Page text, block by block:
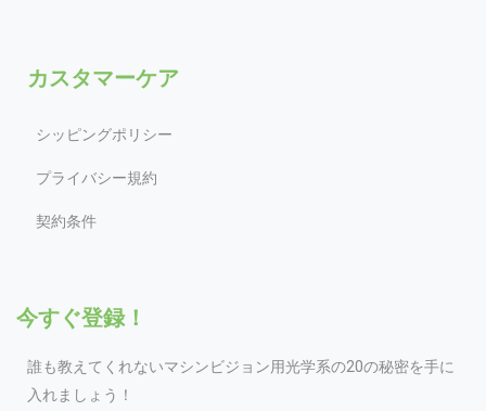
カスタマーケア
シッピングポリシー
プライバシー規約
契約条件
今すぐ登録！
誰も教えてくれないマシンビジョン用光学系の20の秘密を手に
入れましょう！